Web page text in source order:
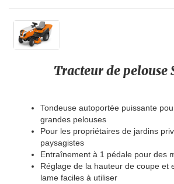
Tracteur de pelouse
Tondeuse autoportée puissante
grandes pelouses
Pour les propriétaires de jardins
paysagistes
Entraînement à 1 pédale pour des
Réglage de la hauteur de coupe et
lame faciles à utiliser